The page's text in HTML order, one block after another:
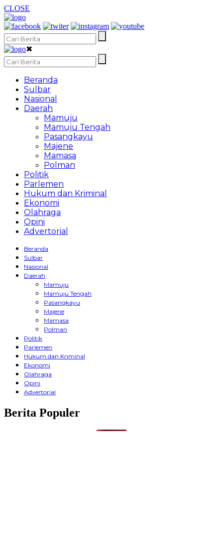
CLOSE
✖
Beranda
Sulbar
Nasional
Daerah
Mamuju
Mamuju Tengah
Pasangkayu
Majene
Mamasa
Polman
Politik
Parlemen
Hukum dan Kriminal
Ekonomi
Olahraga
Opini
Advertorial
Beranda
Sulbar
Nasional
Daerah
Mamuju
Mamuju Tengah
Pasangkayu
Majene
Mamasa
Polman
Politik
Parlemen
Hukum dan Kriminal
Ekonomi
Olahraga
Opini
Advertorial
Berita Populer